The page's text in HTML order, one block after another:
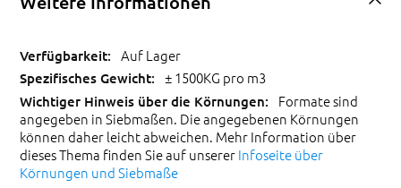
Auf Lager
± 1500KG pro m3
Formate sind
angegeben in Siebmaßen. Die angegebenen Körnungen
können daher leicht abweichen. Mehr Information über
dieses Thema finden Sie auf unsererInfoseite über
Körnungen und Siebmaße